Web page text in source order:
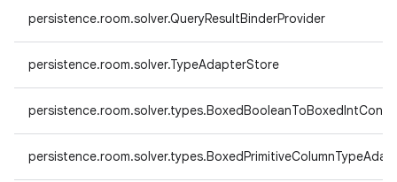
persistence.room.solver.QueryResultBinderProvider
persistence.room.solver.TypeAdapterStore